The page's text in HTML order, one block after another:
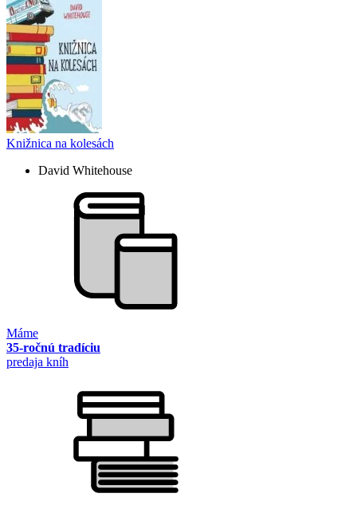
Knižnica na kolesách
David Whitehouse
Máme
35-ročnú tradíciu
predaja kníh